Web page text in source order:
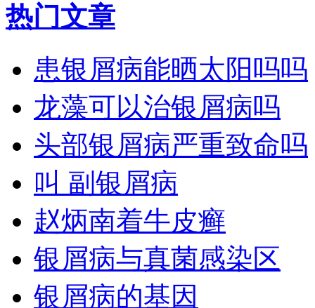
热门文章
患银屑病能晒太阳吗吗
龙藻可以治银屑病吗
头部银屑病严重致命吗
叫 副银屑病
赵炳南着牛皮癣
银屑病与真菌感染区
银屑病的基因